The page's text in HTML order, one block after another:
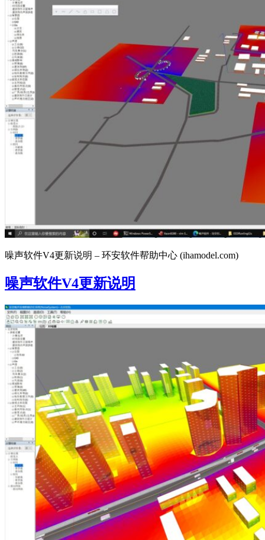
噪声软件V4更新说明 – 环安软件帮助中心 (ihamodel.com)
噪声软件V4更新说明